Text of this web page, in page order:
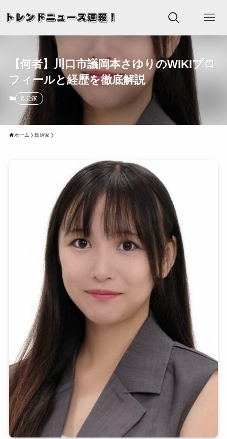
【何者】川口市議岡本さゆりのWIKIプロ
フィールと経歴を徹底解説
政治家
ホーム 政治家